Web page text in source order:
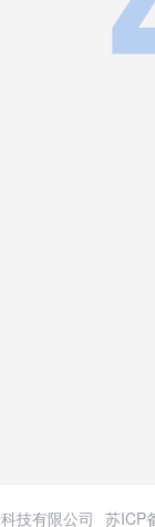
技有限公司 苏ICP